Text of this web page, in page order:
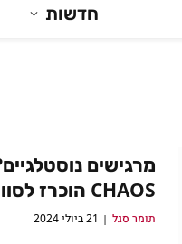
חדשות
CHAOS הוכרז לסוויץ' ול-PS4 והושק מחדש ל-PC
תומר סגל 21 ביולי 2024